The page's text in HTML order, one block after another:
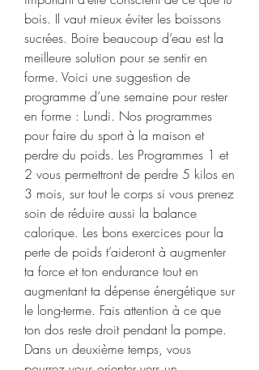
bois. Il vaut mieux éviter les boissons
sucrées. Boire beaucoup d’eau est la
meilleure solution pour se sentir en
forme. Voici une suggestion de
programme d’une semaine pour rester
en forme : Lundi. Nos programmes
pour faire du sport à la maison et
perdre du poids. Les Programmes 1 et
2 vous permettront de perdre 5 kilos en
3 mois, sur tout le corps si vous prenez
soin de réduire aussi la balance
calorique. Les bons exercices pour la
perte de poids t’aideront à augmenter
ta force et ton endurance tout en
augmentant ta dépense énergétique sur
le long-terme. Fais attention à ce que
ton dos reste droit pendant la pompe.
Dans un deuxième temps, vous